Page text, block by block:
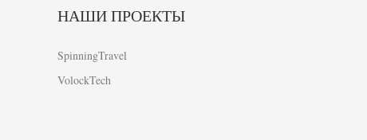
НАШИ ПРОЕКТЫ
SpinningTravel
VolockTech